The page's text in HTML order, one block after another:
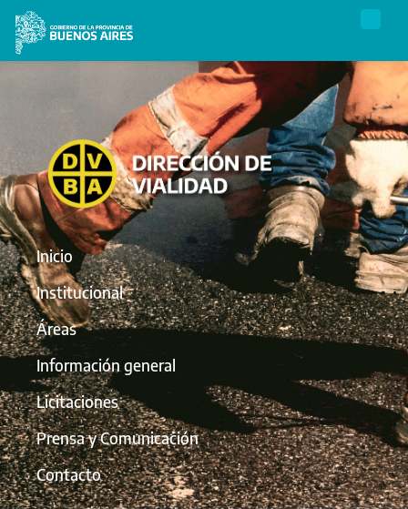
Inicio
Institucional
Áreas
Información general
Licitaciones
Prensa y Comunicación
Contacto